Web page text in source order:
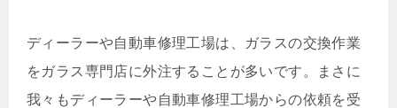
ディーラーや自動車修理工場は、ガラスの交換作業
をガラス専門店に外注することが多いです。まさに
我々もディーラーや自動車修理工場からの依頼を受